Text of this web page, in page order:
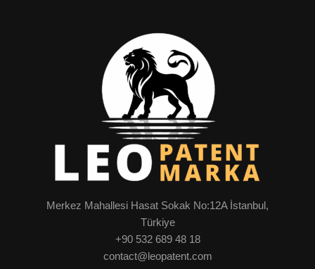
Merkez Mahallesi Hasat Sokak No:12A İstanbul,
Türkiye
+90 532 689 48 18
contact@leopatent.com